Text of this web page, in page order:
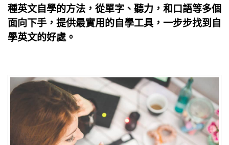
種英文自學的方法，從單字、聽力，和口語等多個
面向下手，提供最實用的自學工具，一步步找到自
學英文的好處。